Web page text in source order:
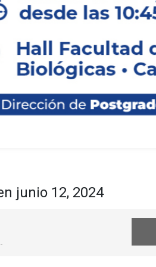
junio 12, 2024